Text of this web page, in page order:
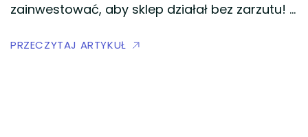
zainwestować, aby sklep działał bez zarzutu! …
PRZECZYTAJ ARTYKUŁ